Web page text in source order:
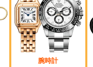
腕時計